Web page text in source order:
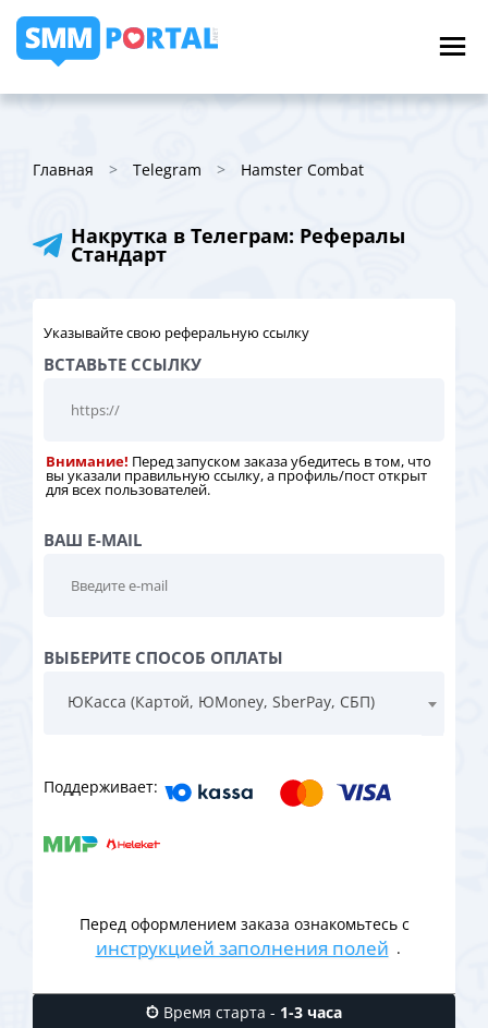
Главная Telegram Hamster Combat
Накрутка в Телеграм: Рефералы
Стандарт
Указывайте свою реферальную ссылку
ВСТАВЬТЕ ССЫЛКУ
Внимание! Перед запуском заказа убедитесь в том, что
вы указали правильную ссылку, а профиль/пост открыт
для всех пользователей.
ВАШ E-MAIL
ВЫБЕРИТЕ СПОСОБ ОПЛАТЫ
ЮКасса (Картой, ЮMoney, SberPay, СБП)
Поддерживает:
Перед оформлением заказа ознакомьтесь с
инструкцией заполнения полей .
Время старта - 1-3 часа